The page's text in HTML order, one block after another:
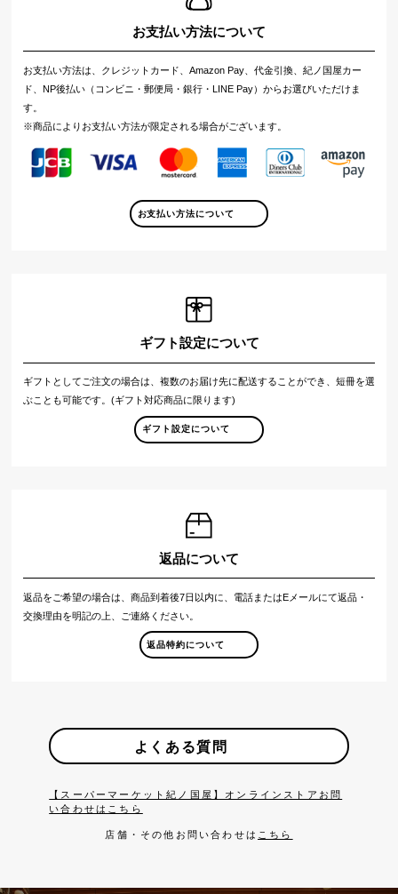
お支払い方法について
お支払い方法は、クレジットカード、Amazon Pay、代金引換、紀ノ国屋カー
ド、NP後払い（コンビニ・郵便局・銀行・LINE Pay）からお選びいただけま
す。
※商品によりお支払い方法が限定される場合がございます。
お支払い方法について
ギフト設定について
ギフトとしてご注文の場合は、複数のお届け先に配送することができ、短冊を選
ぶことも可能です。(ギフト対応商品に限ります)
ギフト設定について
返品について
返品をご希望の場合は、商品到着後7日以内に、電話またはEメールにて返品・
交換理由を明記の上、ご連絡ください。
返品特約について
よくある質問
【スーパーマーケット紀ノ国屋】オンラインストアお問
い合わせはこちら
店舗・その他お問い合わせは こちら